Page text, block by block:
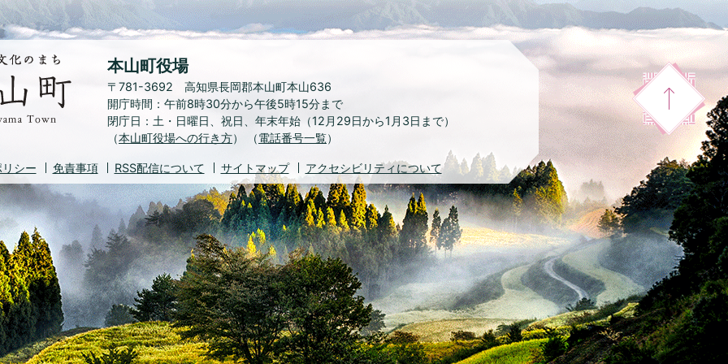
水
と
緑、
花
と
文
の
ま
ち
本
山
町
Motoyama
Town
本山町役場
〒781-3692 高知県長岡郡本山町本山636
開庁時間：午前8時30分から午後5時15分まで
閉庁日：土・日曜日、祝日
年末年始（12月29日から1月3日まで）
（本山町役場への行き方） （電話番号一覧）
シー 免責事項 RSS配信について サイトマップ アクセシビリティについて